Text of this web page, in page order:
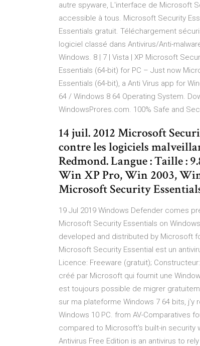
autre spyware, L'interface de Microsoft
accessible à tous. Microsoft Security
Essentials gratuit. Téléchargement
logiciel classé dans Antivirus/Anti-
Windows. 8 | 7 | Vista | XP Microsoft
Essentials (64-bit) for PC – Just now
Essentials (64-bit), a Anti Virus app for
64 / Windows 8 64 Operating System.
WindowsProres.com. 100% Safe and
14 juil. 2012 Microsoft
contre les logiciels
Redmond. Langue : Taille :
Win XP Pro, Win 2003,
Microsoft Security
19 Jul 2019 Windows Defender comes
Microsoft Security Essentials on
developed and distributed by Microsoft
Microsoft Security Essential est un
Licence: Freeware (gratuit);
créé par Microsoft qui fournit une
est toujours possible de migrer
sur ma plateforme Windows 7 64 bits,
Windows 10 PC. from AV-Comparatives
compared to Microsoft's built-in security
Antivirus Free Edition is an antivirus to